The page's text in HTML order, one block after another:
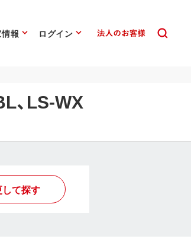
報 ログイン
、LS-WX
て探す